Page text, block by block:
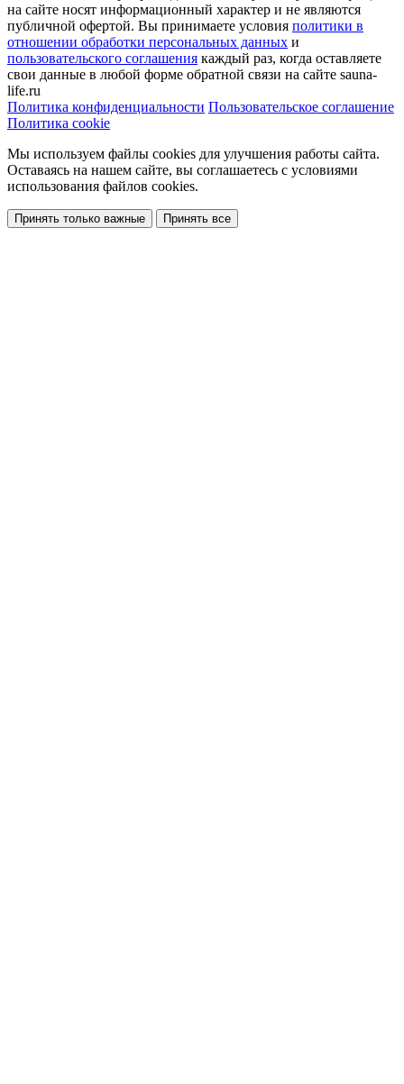
на сайте носят информационный характер и не являются
публичной офертой. Вы принимаете условия политики в
отношении обработки персональных данных и
пользовательского соглашения каждый раз, когда оставляете
свои данные в любой форме обратной связи на сайте sauna-
life.ru
Политика конфиденциальности Пользовательское соглашение
Политика cookie
Мы используем файлы cookies для улучшения работы сайта.
Оставаясь на нашем сайте, вы соглашаетесь с условиями
использования файлов cookies.
Принять только важные Принять все